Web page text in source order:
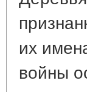
их
войны